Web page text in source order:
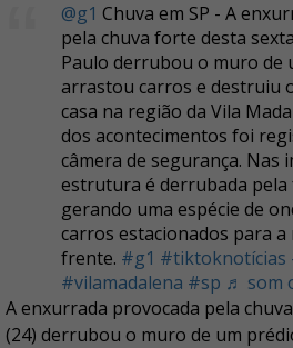
@g1 Chuva em SP - A
pela chuva forte desta
Paulo derrubou o muro de
arrastou carros e destruiu
casa na região da Vila
dos acontecimentos foi
câmera de segurança. Nas
estrutura é derrubada pela
gerando uma espécie de
carros estacionados para a
frente. #g1 #tiktoknotícias
#vilamadalena #sp ♬ som
A enxurrada provocada pela
(24) derrubou o muro de um